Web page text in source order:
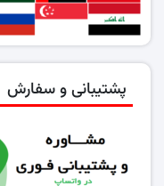
پشتیبانی و سفارش